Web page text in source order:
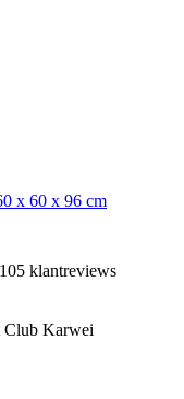
x 60 x 96 cm
klantreviews
Club Karwei